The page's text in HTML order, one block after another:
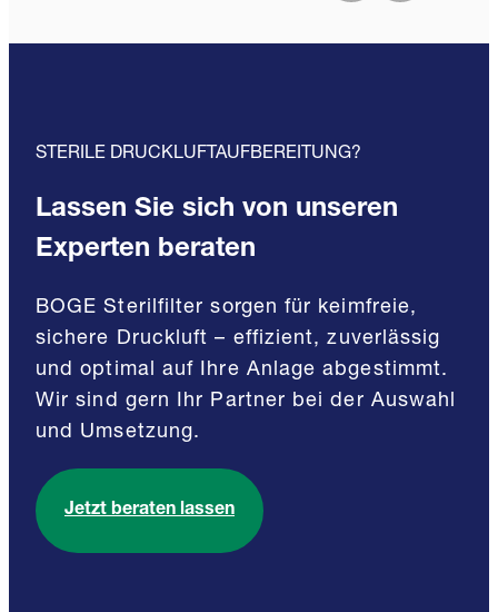
STERILE DRUCKLUFTAUFBEREITUNG?
Lassen Sie sich von unseren
Experten beraten
BOGE Sterilfilter sorgen für keimfreie,
sichere Druckluft – effizient, zuverlässig
und optimal auf Ihre Anlage abgestimmt.
Wir sind gern Ihr Partner bei der Auswahl
und Umsetzung.
Jetzt beraten lassen